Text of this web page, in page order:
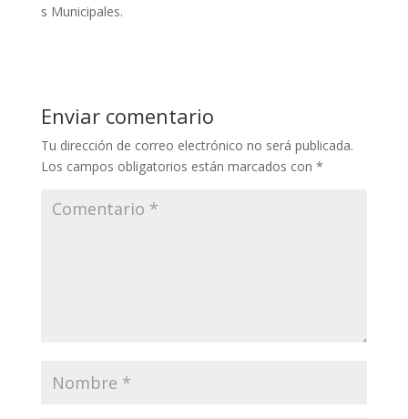
s Municipales.
Enviar comentario
Tu dirección de correo electrónico no será publicada.
Los campos obligatorios están marcados con *